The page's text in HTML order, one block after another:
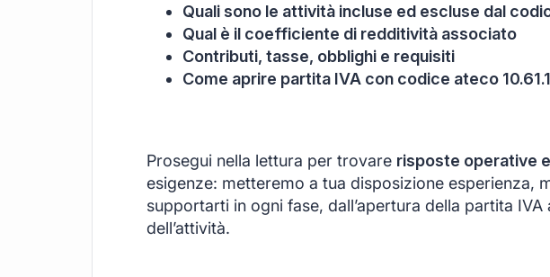
Quali sono le attività incluse ed escluse dal
Qual è il coefficiente di redditività associato
Contributi, tasse, obblighi e requisiti
Come aprire partita IVA con codice ateco
Prosegui nella lettura per trovare risposte operative
esigenze: metteremo a tua disposizione esperienza,
supportarti in ogni fase, dall’apertura della partita
dell’attività.